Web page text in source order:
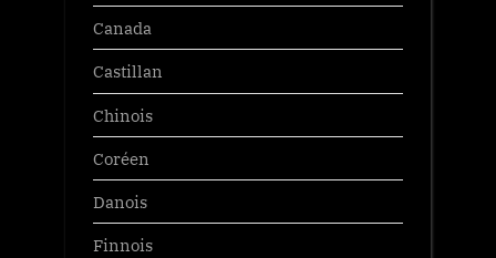
Canada
Castillan
Chinois
Coréen
Danois
Finnois